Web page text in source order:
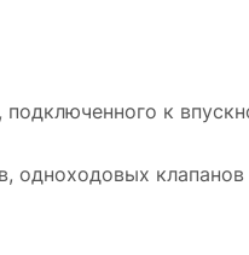
к